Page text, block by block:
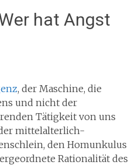
hat Angst
, der Maschine, die
und nicht der
Tätigkeit von uns
mittelalterlich-
den Homunkulus
Rationalität des